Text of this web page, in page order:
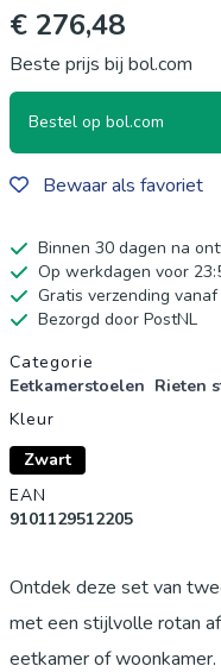
€ 276,48
Beste prijs bij bol.com
Bestel op bol.com
Bewaar als favoriet
Binnen 30 dagen na
Op werkdagen voor
Gratis verzending vanaf
Bezorgd door PostNL
Productgegevens
Categorie
Eetkamerstoelen Rieten
Kleur
Zwart
EAN
9101129512205
Ontdek deze set van
met een stijlvolle rotan
eetkamer of